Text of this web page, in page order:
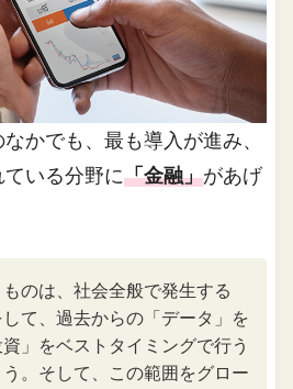
かでも、最も導入が進み、
いる分野に「金融」があげ
のは、社会全般で発生する
して、過去からの「データ」を
」をベストタイミングで行う
。そして、この範囲をグロー